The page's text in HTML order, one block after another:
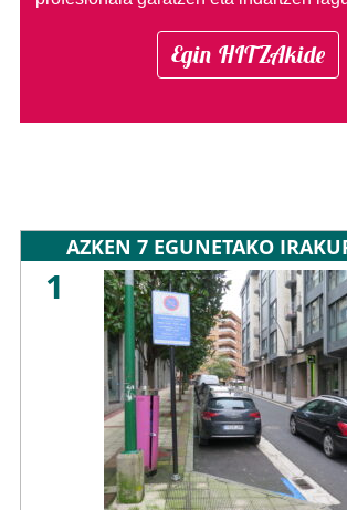
Egin HITZAkide
AZKEN 7 EGUNETAKO
1